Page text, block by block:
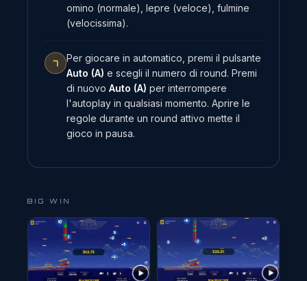
omino (normale), lepre (veloce), fulmine
(velocissima).
7
Per giocare in automatico, premi il pulsante
Auto (A) e scegli il numero di round. Premi
di nuovo Auto (A) per interrompere
l'autoplay in qualsiasi momento. Aprire le
regole durante un round attivo mette il
gioco in pausa.
BIG WIN